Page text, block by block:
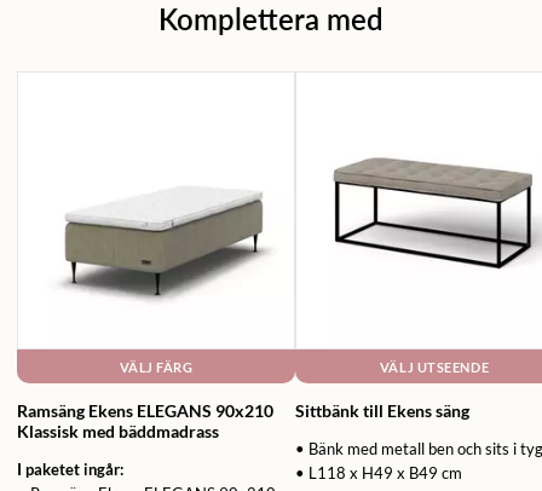
Komplettera med
VÄLJ FÄRG
Ramsäng Ekens ELEGANS 90x210
Klassisk med bäddmadrass
I paketet ingår:
VÄLJ UTSEENDE
Sittbänk till Ekens säng
• Bänk med metall ben och sits i tyg
• L118 x H49 x B49 cm